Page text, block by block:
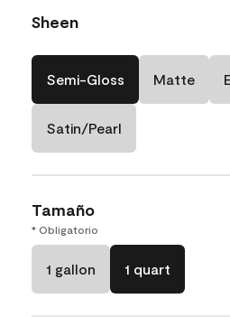
Sheen
Semi-Gloss Matte
Satin/Pearl
Tamaño
* Obligatorio
1 gallon 1 quart